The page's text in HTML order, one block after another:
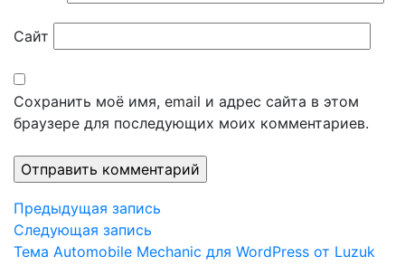
Сайт
Сохранить моё имя, email и адрес сайта в этом
браузере для последующих моих комментариев.
Навигация
по
Предыдущая
запись
Предыдущая запись
Следующая
запись
Следующая запись
Тема Automobile Mechanic для WordPress от Luzuk